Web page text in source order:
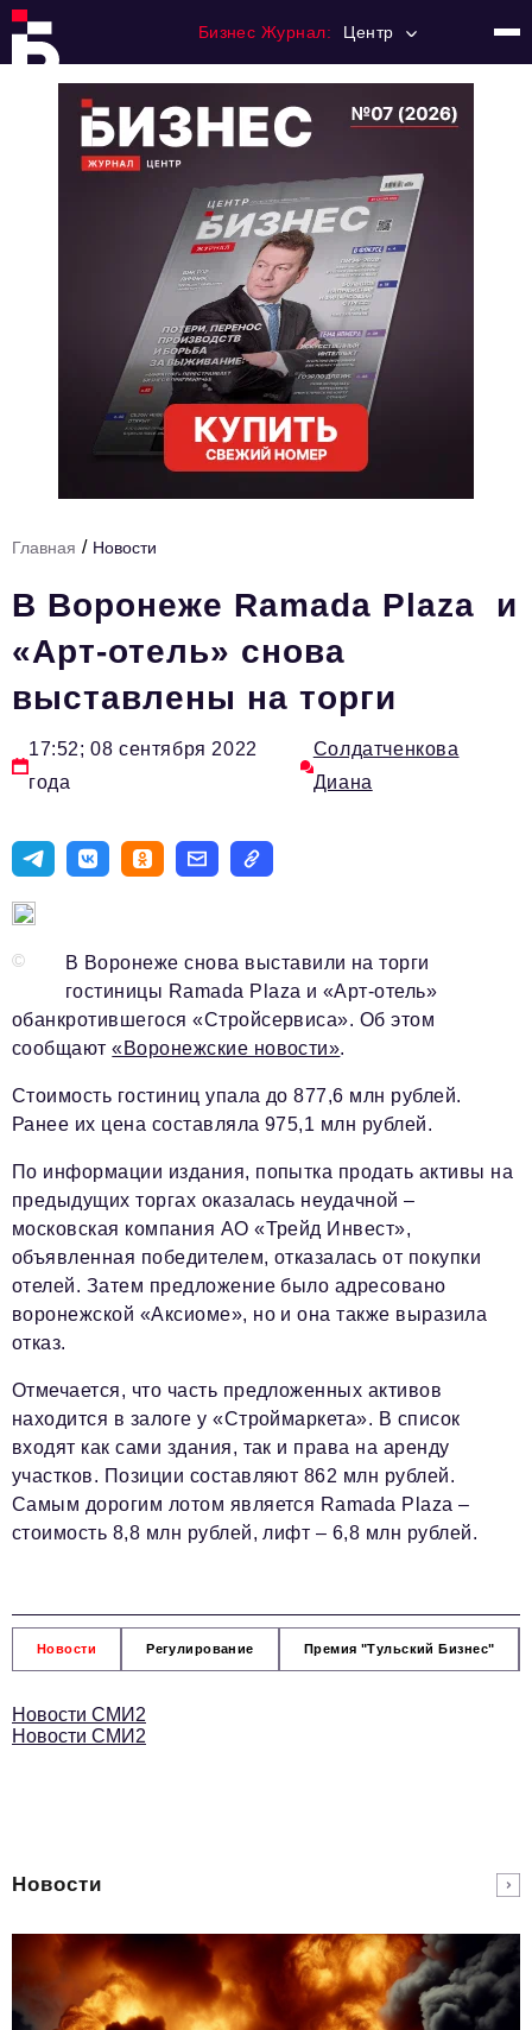
Бизнес Журнал: Центр
Регулирование
Премия "Тульский Бизнес"
История тульского предпринимательства
Тема номера
HR
Персона номера
Инфраструктура развития
Технологии и тренды
Импортозамещение
Мероприятия
Авторские материалы
Видео
Электронные почты редакции:
info@business-magazine.online
Отдел рекламы
reklama@business-magazine.online
Отдел распространения/редакционная подписка
podpiska@business-magazine.online
Отдел по работе с партнерами
partner@business-magazine.online
Главная / Новости
В Воронеже Ramada Plaza и
«Арт-отель» снова
выставлены на торги
17:52; 08 сентября 2022
года
Солдатченкова
Диана
©
В Воронеже снова выставили на торги
гостиницы Ramada Plaza и «Арт-отель»
обанкротившегося «Стройсервиса». Об этом
сообщают«Воронежские новости».
Стоимость гостиниц упала до 877,6 млн рублей.
Ранее их цена составляла 975,1 млн рублей.
По информации издания, попытка продать активы на
предыдущих торгах оказалась неудачной –
московская компания АО «Трейд Инвест»,
объявленная победителем, отказалась от покупки
отелей. Затем предложение было адресовано
воронежской «Аксиоме», но и она также выразила
отказ.
Отмечается, что часть предложенных активов
находится в залоге у «Строймаркета». В список
входят как сами здания, так и права на аренду
участков. Позиции составляют 862 млн рублей.
Самым дорогим лотом является Ramada Plaza –
стоимость 8,8 млн рублей, лифт – 6,8 млн рублей.
Новости Регулирование Премия "Тульский Бизнес"
Новости СМИ2
Новости СМИ2
Новости